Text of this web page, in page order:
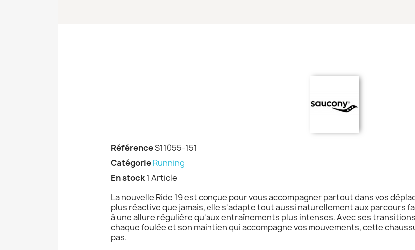
RéférenceS11055-151
CatégorieRunning
En stock1 Article
La nouvelle Ride 19 est conçue pour vous accompagner partout dans vos
plus réactive que jamais, elle s'adapte tout aussi naturellement aux parcours
à une allure régulière qu'aux entraînements plus intenses. Avec ses
chaque foulée et son maintien qui accompagne vos mouvements, cette
pas.